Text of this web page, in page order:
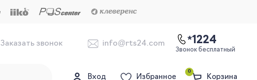
Заказать звонок info@rts24.com *1224
Звонок бесплатный
Вход Избранное
0
Корзина